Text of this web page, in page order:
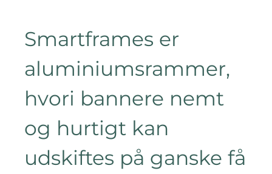
Smartframes er
aluminiumsrammer,
hvori bannere nemt
og hurtigt kan
udskiftes på ganske få